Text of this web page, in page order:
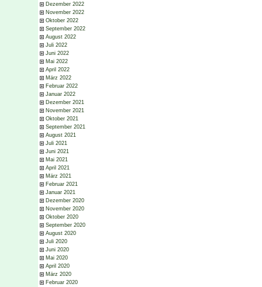
Dezember 2022
November 2022
Oktober 2022
September 2022
August 2022
Juli 2022
Juni 2022
Mai 2022
April 2022
März 2022
Februar 2022
Januar 2022
Dezember 2021
November 2021
Oktober 2021
September 2021
August 2021
Juli 2021
Juni 2021
Mai 2021
April 2021
März 2021
Februar 2021
Januar 2021
Dezember 2020
November 2020
Oktober 2020
September 2020
August 2020
Juli 2020
Juni 2020
Mai 2020
April 2020
März 2020
Februar 2020